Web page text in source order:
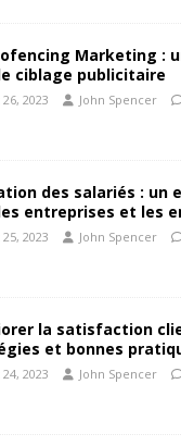
Marketing :
ciblage publicitaire
2023 John Spencer
des salariés : un
entreprises et les
2023 John Spencer
la satisfaction
et bonnes
2023 John Spencer